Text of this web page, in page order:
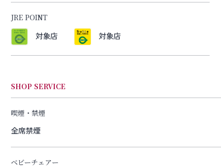
JRE POINT
対象店 対象店
SHOP SERVICE
喫煙・禁煙
全席禁煙
ベビーチェアー